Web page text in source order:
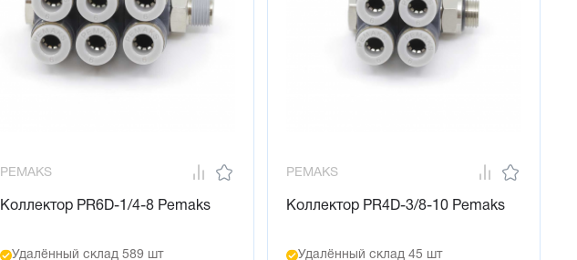
PEMAKS
Коллектор PR6D-1/4-8 Pemaks
Удалённый склад 589 шт
PEMAKS
Коллектор PR4D-3/8-10 Pemaks
Удалённый склад 45 шт